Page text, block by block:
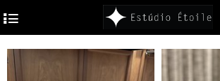
4